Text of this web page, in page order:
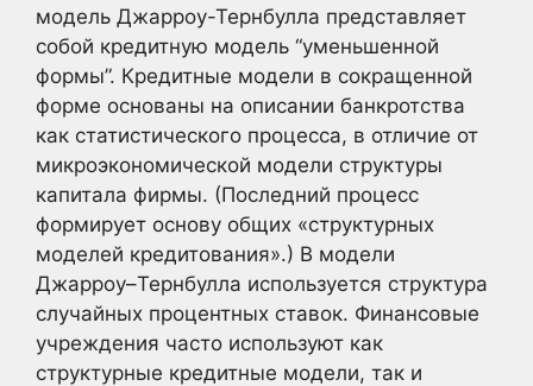
модель Джарроу-Тернбулла представляет
собой кредитную модель “уменьшенной
формы”. Кредитные модели в сокращенной
форме основаны на описании банкротства
как статистического процесса, в отличие от
микроэкономической модели структуры
капитала фирмы. (Последний процесс
формирует основу общих «структурных
моделей кредитования».) В модели
Джарроу–Тернбулла используется структура
случайных процентных ставок. Финансовые
учреждения часто используют как
структурные кредитные модели, так и